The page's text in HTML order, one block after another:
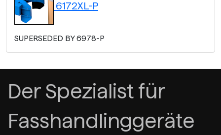
6172XL-P
SUPERSEDED BY 6978-P
Der Spezialist für
Fasshandlinggeräte